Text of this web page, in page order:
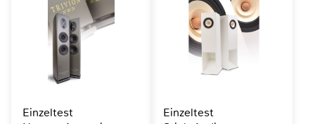
Einzeltest
Einzeltest